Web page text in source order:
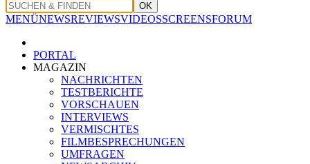
OK
MENÜNEWSREVIEWSVIDEOSSCREENSFORUM
PORTAL
MAGAZIN
NACHRICHTEN
TESTBERICHTE
VORSCHAUEN
INTERVIEWS
VERMISCHTES
FILMBESPRECHUNGEN
UMFRAGEN